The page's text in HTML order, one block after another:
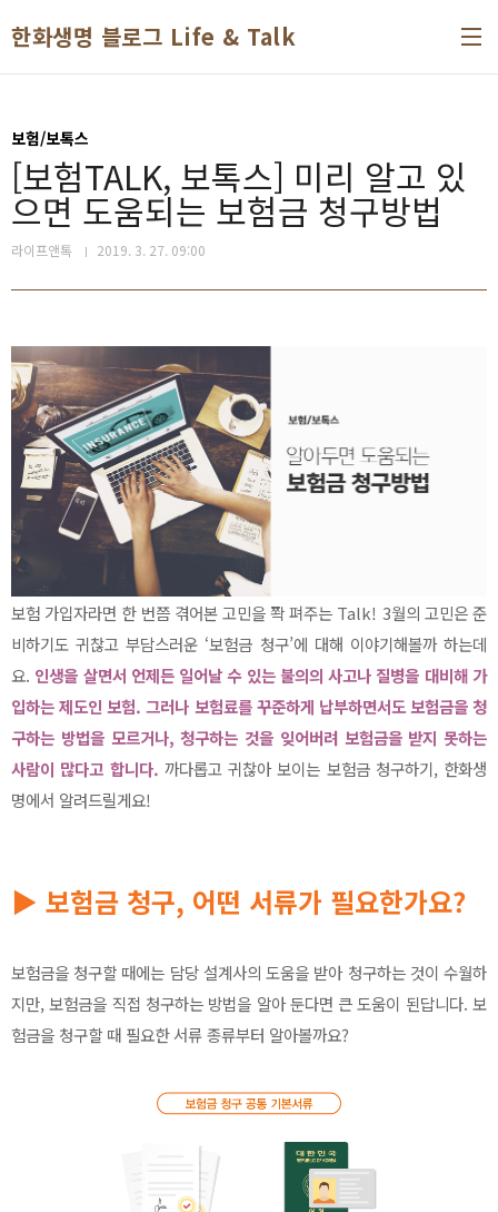
한화생명 블로그 Life & Talk
보험/보톡스
[보험TALK, 보톡스] 미리 알고 있
으면 도움되는 보험금 청구방법
라이프앤톡 2019. 3. 27. 09:00
보험 가입자라면 한 번쯤 겪어본 고민을 쫙 펴주는 Talk! 3월의 고민은 준
비하기도 귀찮고 부담스러운 ‘보험금 청구’에 대해 이야기해볼까 하는데
요. 인생을 살면서 언제든 일어날 수 있는 불의의 사고나 질병을 대비해 가
입하는 제도인 보험. 그러나 보험료를 꾸준하게 납부하면서도 보험금을 청
구하는 방법을 모르거나, 청구하는 것을 잊어버려 보험금을 받지 못하는
사람이 많다고 합니다. 까다롭고 귀찮아 보이는 보험금 청구하기, 한화생
명에서 알려드릴게요!
▶ 보험금 청구, 어떤 서류가 필요한가요?
보험금을 청구할 때에는 담당 설계사의 도움을 받아 청구하는 것이 수월하
지만, 보험금을 직접 청구하는 방법을 알아 둔다면 큰 도움이 된답니다. 보
험금을 청구할 때 필요한 서류 종류부터 알아볼까요?